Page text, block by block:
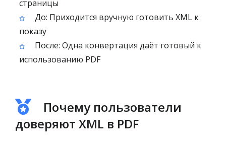
страницы
До: Приходится вручную готовить XML к
показу
После: Одна конвертация даёт готовый к
использованию PDF
Почему пользователи
доверяют XML в PDF